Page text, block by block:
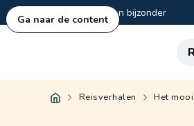
Ga naar de content
Authentiek en bijzonder
Reisverhalen Het